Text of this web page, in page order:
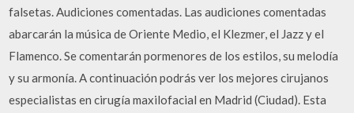
falsetas. Audiciones comentadas. Las audiciones comentadas
abarcarán la música de Oriente Medio, el Klezmer, el Jazz y el
Flamenco. Se comentarán pormenores de los estilos, su melodía
y su armonía. A continuación podrás ver los mejores cirujanos
especialistas en cirugía maxilofacial en Madrid (Ciudad). Esta